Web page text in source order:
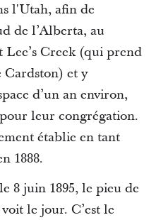
l'Utah, afin de
de l’Alberta, au
Creek (qui prend
et y
d’un an environ,
leur congrégation.
établie en tant
1888.
8 juin 1895, le pieu de
le jour. C’est le